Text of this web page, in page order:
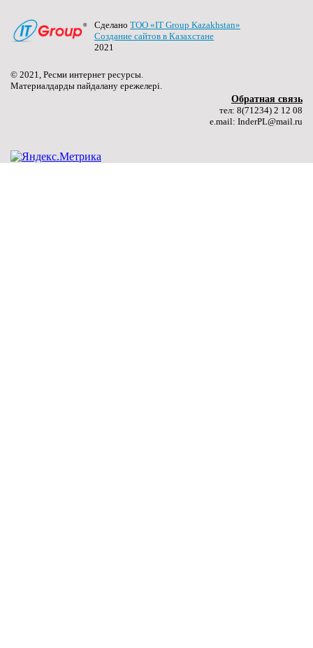
Качественное образование молодого поколения – путь
к национальному развитию
(далее…) ...
27.06.2024
Сделано ТОО «IT Group Kazakhstan»
Создание сайтов в Казахстане
2021
© 2021, Ресми интернет ресурсы.
Материалдарды пайдалану ережелері.
Обратная связь
тел: 8(71234) 2 12 08
e.mail: InderPL@mail.ru